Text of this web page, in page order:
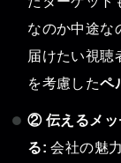
なのか中途な
届けたい視聴
を考慮したペ
② 伝えるメッ
る: 会社の魅